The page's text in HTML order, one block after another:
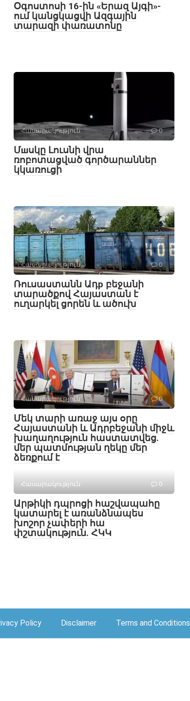
Օգոստոսի 16-ին «Երազ Այգի»-
ում կանցկացվի Ազգային
տարազի փառատոնը
Հասարակություն 0
Մшսկը Լուսնի վրա
ռոբոտացված գործարաններ
կկառուցի
Հասարակություն 0
Ռուսաստանն Ադр բեջանի
տարածքով Հայաստան է
ուղարկել ցորեն և ածուխ
Հասարակություն 0
Մեկ տարի առաջ այս օրը
Հայաստանի և Ադրբեջանի միջև
խաղաղություն հաստատվեց․
մեր պատմության ղեկը մեր
ձեռքում է
Հասարակություն 0
Արթիկի դպրոցի հաշվապահը
կատարել է առանձնապես
խոշոր չափերի հա
փշտակություն. ՀԿԿ
Policy Disclaimer Terms and Conditions